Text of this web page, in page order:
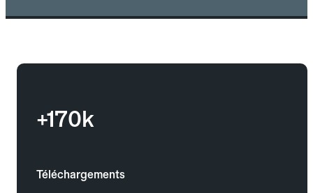
+170k
Téléchargements